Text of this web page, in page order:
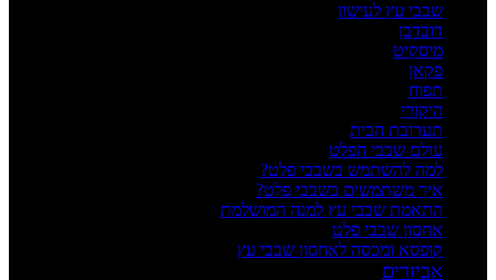
שבבי עץ לעישון
דובדבן
מיסקיט
פקאן
תפוח
היקורי
תערובת הבית
עולם שבבי הפלט
למה להשתמש בשבבי פלט?
איך משתמשים בשבבי פלט?
התאמת שבבי עץ למנה המושלמת
אחסון שבבי פלט
קופסא ומכסה לאחסון שבבי עץ
אביזרים